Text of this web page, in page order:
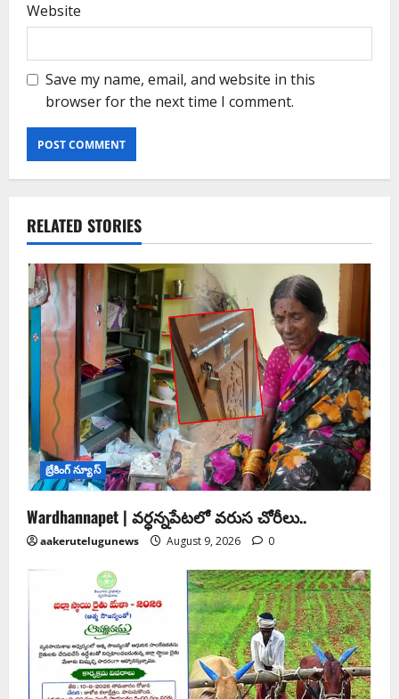
Website
Save my name, email, and website in this
browser for the next time I comment.
RELATED STORIES
బ్రేకింగ్ న్యూస్
Wardhannapet | వర్ధన్నపేటలో వరుస చోరీలు..
aakerutelugunews August 9, 2026 0